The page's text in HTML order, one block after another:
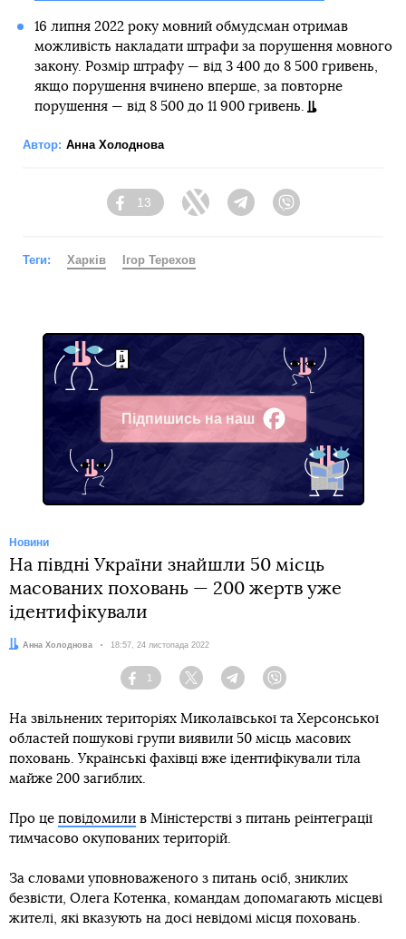
16 липня 2022 року мовний обмудсман отримав
можливість накладати штрафи за порушення мовного
закону. Розмір штрафу — від 3 400 до 8 500 гривень,
якщо порушення вчинено вперше, за повторне
порушення — від 8 500 до 11 900 гривень.
Автор: Анна Холоднова
Facebook
13
Twitter TelegramViber
Теги: Харків Ігор Терехов
Підпишись на наш
Facebook
Новини
На півдні України знайшли 50 місць
масованих поховань — 200 жертв уже
ідентифікували
Автор:
Анна Холоднова Дата:
18:57, 24 листопада 2022
Facebook
1
Twitter TelegramViber
На звільнених територіях Миколаївської та Херсонської
областей пошукові групи виявили 50 місць масових
поховань. Українські фахівці вже ідентифікували тіла
майже 200 загиблих.
Про це повідомили в Міністерстві з питань реінтеграції
тимчасово окупованих територій.
За словами уповноваженого з питань осіб, зниклих
безвісти, Олега Котенка, командам допомагають місцеві
жителі, які вказують на досі невідомі місця поховань.